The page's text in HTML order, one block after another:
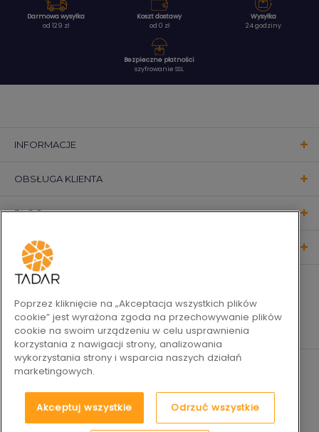
Darmowa wysyłka
od 129 zł
Koszt dostawy
od 0 zł
Wysyłka
24 godziny
Bezpieczne płatności
szyfrowanie SSL
INFORMACJE
OBSŁUGA KLIENTA
BLOG
KONTAKT
Poprzez kliknięcie na „Akceptacja wszystkich plików
cookie” jest wyrażona zgoda na przechowywanie plików
cookie na swoim urządzeniu w celu usprawnienia
korzystania z nawigacji strony, analizowania
wykorzystania strony i wsparcia naszych działań
marketingowych.
Akceptuj wszystkie Odrzuć wszystkie